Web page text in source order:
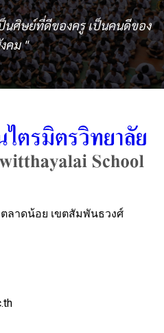
นศิษย์ที่ดีของครู เป็นคนดีของ
คม "
ลาดน้อย เขตสัมพันธวงศ์